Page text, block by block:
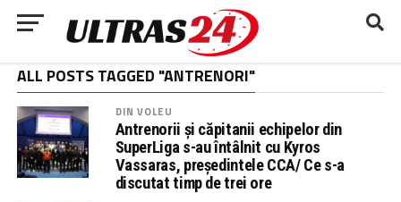
ALL POSTS TAGGED "ANTRENORI"
DIN VOLEU
Antrenorii și căpitanii echipelor din
SuperLiga s-au întâlnit cu Kyros
Vassaras, președintele CCA/ Ce s-a
discutat timp de trei ore